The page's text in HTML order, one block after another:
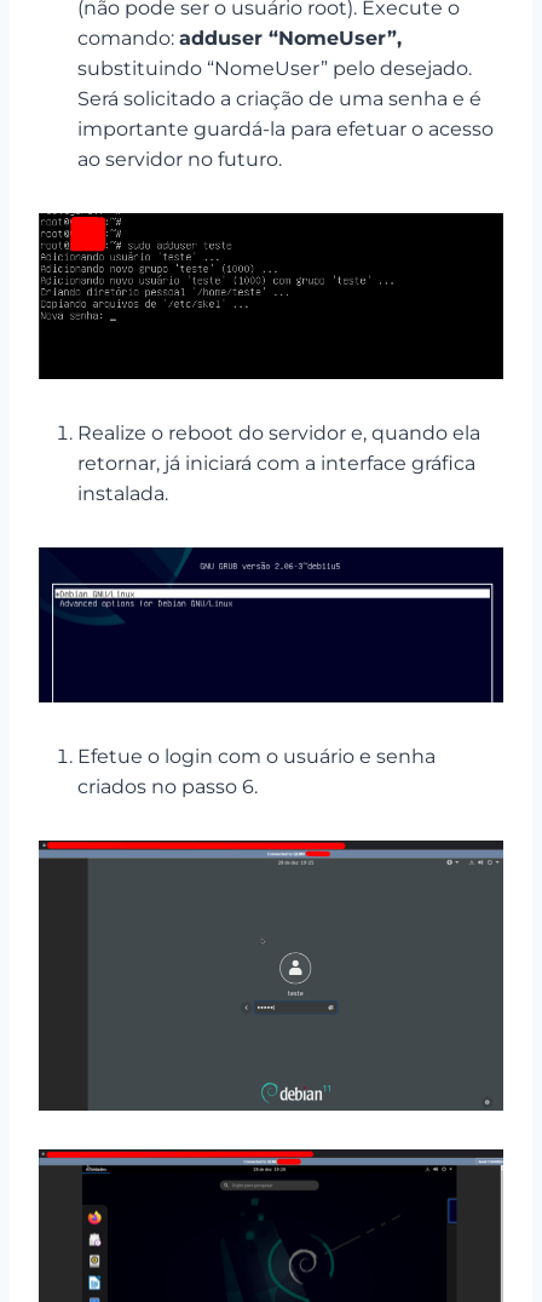
(não pode ser o usuário root). Execute o
comando: adduser “NomeUser”,
substituindo “NomeUser” pelo desejado.
Será solicitado a criação de uma senha e é
importante guardá-la para efetuar o acesso
ao servidor no futuro.
Realize o reboot do servidor e, quando ela
retornar, já iniciará com a interface gráfica
instalada.
Efetue o login com o usuário e senha
criados no passo 6.